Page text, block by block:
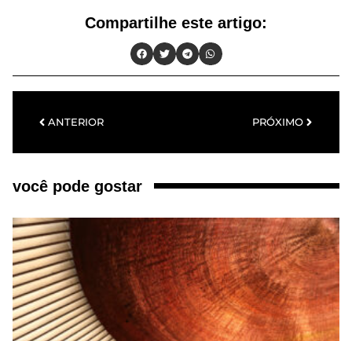
Compartilhe este artigo:
ANTERIOR PRÓXIMO
você pode gostar